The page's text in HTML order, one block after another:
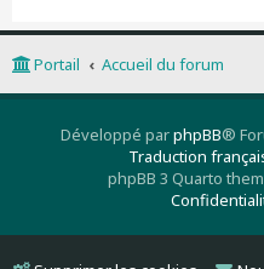
Portail Accueil du forum
Développé parphpBB®
Traduction
phpBB 3 Quarto